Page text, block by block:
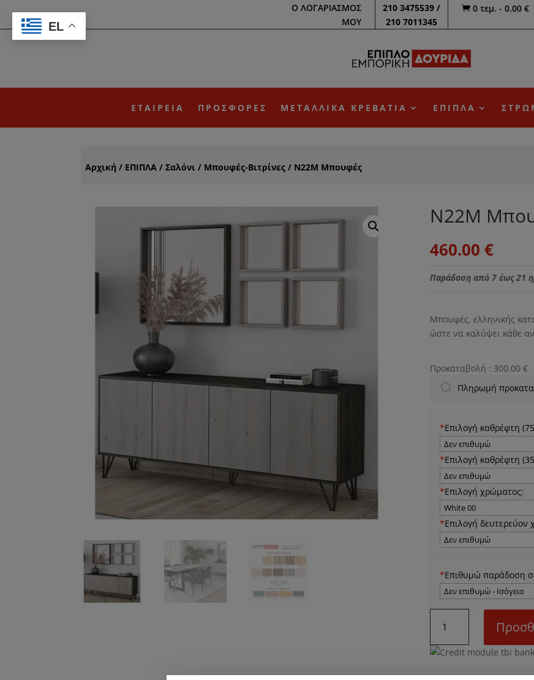
Ο ΛΟΓΑΡΙΑΣΜΟΣ
ΜΟΥ
210 3475539 /
210 7011345
 0 τεμ. - 0.00 €
ΕΤΑΙΡΕΙΑ ΠΡΟΣΦΟΡΕΣ ΜΕΤΑΛΛΙΚΑ ΚΡΕΒΑΤΙΑ ΕΠΙΠΛΑ
Αρχική / ΕΠΙΠΛΑ / Σαλόνι / Μπουφές-Βιτρίνες / Ν22M Μπουφές
Ν22M
460.00 €
Παράδοση από 7 έως 21
Μπουφές, ελληνικής
ώστε να καλύψει κάθε
Προκαταβολή : 300.00 €
Πληρωμή
*Επιλογή καθρέφτη
*Επιλογή καθρέφτη
*Επιλογή χρώματος:
*Επιλογή δευτερεύον
*Επιθυμώ παράδοση
Μπουφές
ποσότητα
EL